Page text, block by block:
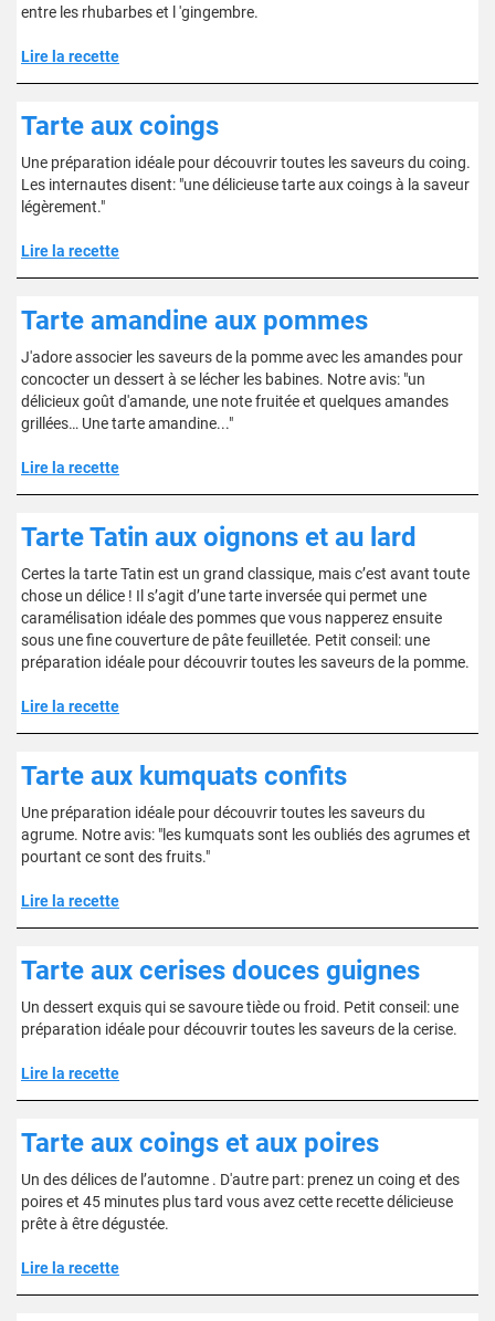
entre les rhubarbes et l 'gingembre.
Lire la recette
Tarte aux coings
Une préparation idéale pour découvrir toutes les saveurs du coing.
Les internautes disent: "une délicieuse tarte aux coings à la saveur
légèrement."
Lire la recette
Tarte amandine aux pommes
J'adore associer les saveurs de la pomme avec les amandes pour
concocter un dessert à se lécher les babines. Notre avis: "un
délicieux goût d'amande, une note fruitée et quelques amandes
grillées… Une tarte amandine..."
Lire la recette
Tarte Tatin aux oignons et au lard
Certes la tarte Tatin est un grand classique, mais c’est avant toute
chose un délice ! Il s’agit d’une tarte inversée qui permet une
caramélisation idéale des pommes que vous napperez ensuite
sous une fine couverture de pâte feuilletée. Petit conseil: une
préparation idéale pour découvrir toutes les saveurs de la pomme.
Lire la recette
Tarte aux kumquats confits
Une préparation idéale pour découvrir toutes les saveurs du
agrume. Notre avis: "les kumquats sont les oubliés des agrumes et
pourtant ce sont des fruits."
Lire la recette
Tarte aux cerises douces guignes
Un dessert exquis qui se savoure tiède ou froid. Petit conseil: une
préparation idéale pour découvrir toutes les saveurs de la cerise.
Lire la recette
Tarte aux coings et aux poires
Un des délices de l’automne . D'autre part: prenez un coing et des
poires et 45 minutes plus tard vous avez cette recette délicieuse
prête à être dégustée.
Lire la recette